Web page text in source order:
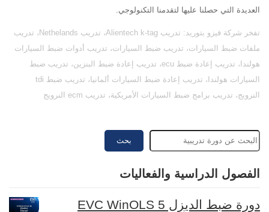
العديدة التي حصلنا عليها لتقدمنا التكنولوجي.
تفخر شركة فيزو بتوريد: تدريب Alientech k-tag، تدريب Nethelands، تدريب
ملفات ضبط السيارات، تدريب ضبط السيارات، تدريب أدوات ضبط السيارات
هولندا، تدريب إعادة ضبط ecu، تدريب إعادة ضبط البنزين، تدريب ضبط
السيارات هولندا، تدريب إعادة ضبط السيارات ألمانيا، تدريب ضبط tdi
النرويج، تدريب برامج ضبط السيارات الأمريكية، تدريب ecm النرويج
بحث
الفصول الدراسية والفعاليات
دورة ضبط الديزل EVC WinOLS 5